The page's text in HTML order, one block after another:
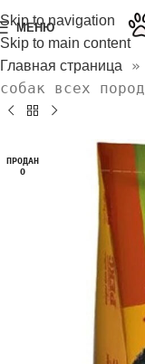
Skip to navigation
Skip to main content
МЕНЮ
Главная страница »
собак всех
ПРОДАН
О